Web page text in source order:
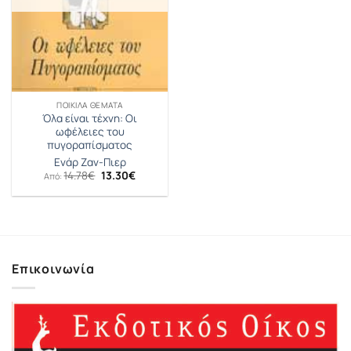
ΠΟΙΚΊΛΑ ΘΈΜΑΤΑ
Όλα είναι τέχνη: Οι
ωφέλειες του
πυγοραπίσματος
Ενάρ Ζαν-Πιερ
Από:14.78€ Original
price
was:
13.30€Η
τιμή
Επικοινωνία